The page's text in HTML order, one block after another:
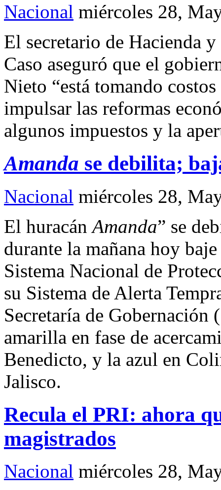
Nacional miércoles 28,
El secretario de Hacienda
Caso aseguró que el
Nieto “está tomando
impulsar las reformas
algunos impuestos y la
Amanda se debilita;
Nacional miércoles 28,
El huracánAmanda” se
durante la mañana hoy
Sistema Nacional de
su Sistema de Alerta
Secretaría de Gobernación
amarilla en fase de
Benedicto, y la azul en
Jalisco.
Recula el PRI: ahora
magistrados
Nacional miércoles 28,